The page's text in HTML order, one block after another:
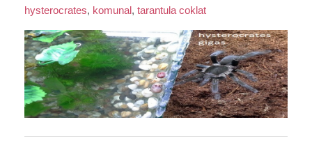
hysterocrates, komunal, tarantula coklat